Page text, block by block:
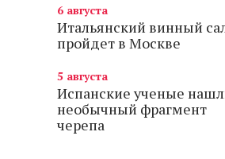
6 августа
Итальянский винный
пройдет в Москве
5 августа
Испанские ученые
необычный фрагмент
черепа